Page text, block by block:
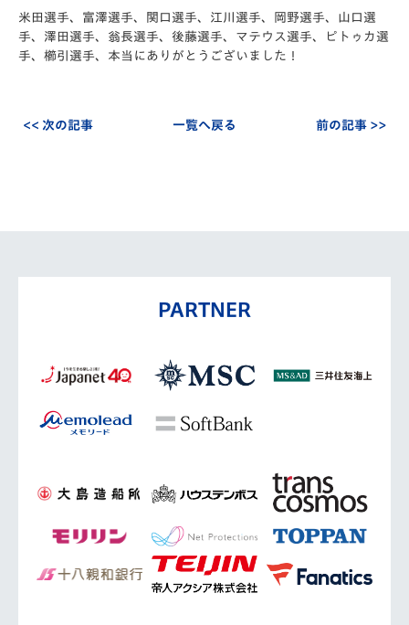
米田選手、富澤選手、関口選手、江川選手、岡野選手、山口選
手、澤田選手、翁長選手、後藤選手、マテウス選手、ピトゥカ選
手、櫛引選手、本当にありがとうございました！
<< 次の記事 一覧へ戻る 前の記事 >>
PARTNER